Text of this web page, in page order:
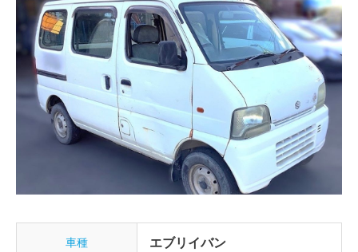
車種 エブリイバン
お問い合わせ